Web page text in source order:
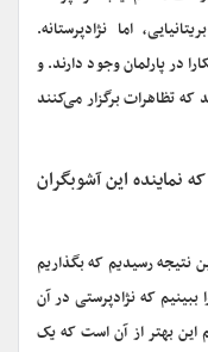
اما نژادپرستانه.
در پارلمان وجود دارند. و
تظاهرات برگزار می‌کنند
این آشوبگران
نتیجه رسیدیم که بگذاریم
که نژادپرستی در آن
این بهتر از آن است که یک